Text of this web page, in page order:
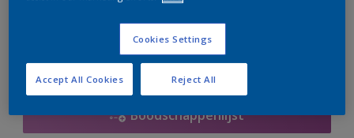
Boodschappenlijst
Cookies Settings
Reject All
Accept All Cookies